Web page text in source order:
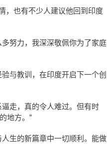
，也有不少人建议他回到印度
努力，我深深敬佩你为了家庭
与教训，在印度开启下一个创
走，真的令人难过。但有时
地方。”
生的新篇章中一切顺利。能做